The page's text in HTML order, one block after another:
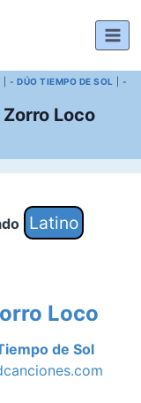
- DÚO TIEMPO DE SOL
-
Loco
Latino
Loco
de Sol